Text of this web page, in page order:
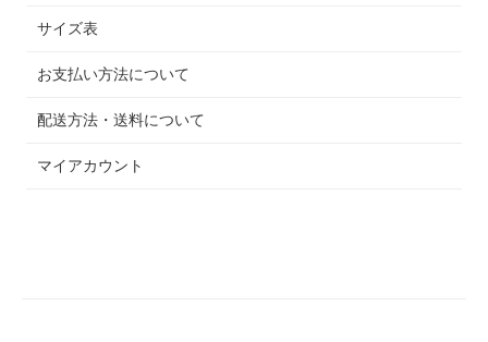
サイズ表
お支払い方法について
配送方法・送料について
マイアカウント